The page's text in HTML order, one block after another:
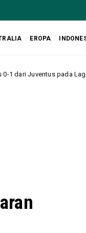
EROPA
pada Laga Persahabatan